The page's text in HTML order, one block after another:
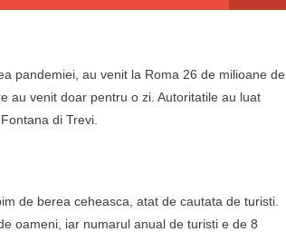
pandemiei, au venit la Roma 26 de milioane de
au venit doar pentru o zi. Autoritatile au luat
di Trevi.
de berea ceheasca, atat de cautata de turisti.
oameni, iar numarul anual de turisti e de 8